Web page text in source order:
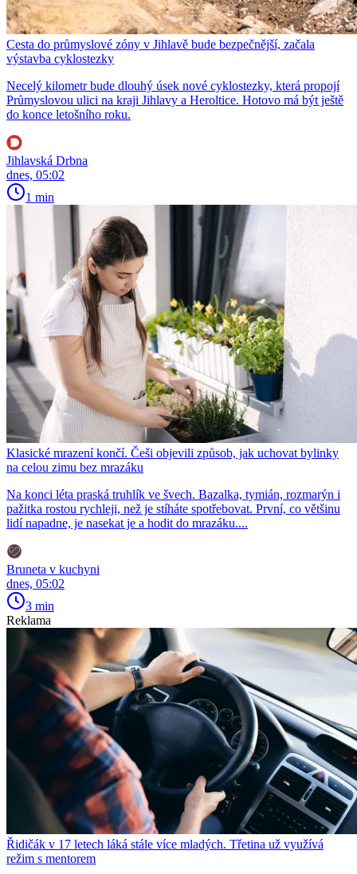
Cesta do průmyslové zóny v Jihlavě bude bezpečnější, začala
výstavba cyklostezky
Necelý kilometr bude dlouhý úsek nové cyklostezky, která propojí
Průmyslovou ulici na kraji Jihlavy a Heroltice. Hotovo má být ještě
do konce letošního roku.
Jihlavská Drbna
dnes, 05:02
1 min
Klasické mrazení končí. Češi objevili způsob, jak uchovat bylinky
na celou zimu bez mrazáku
Na konci léta praská truhlík ve švech. Bazalka, tymián, rozmarýn i
pažitka rostou rychleji, než je stíháte spotřebovat. První, co většinu
lidí napadne, je nasekat je a hodit do mrazáku....
Bruneta v kuchyni
dnes, 05:02
3 min
Reklama
Řidičák v 17 letech láká stále více mladých. Třetina už využívá
režim s mentorem